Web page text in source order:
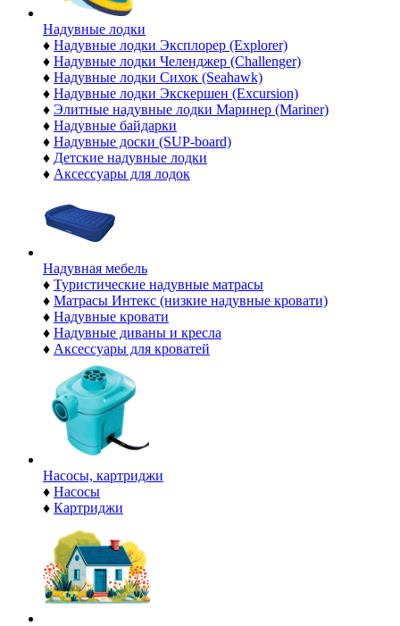
Надувные лодки
♦ Надувные лодки Эксплорер (Explorer)
♦ Надувные лодки Челенджер (Challenger)
♦ Надувные лодки Сихок (Seahawk)
♦ Надувные лодки Экскершен (Excursion)
♦ Элитные надувные лодки Маринер (Mariner)
♦ Надувные байдарки
♦ Надувные доски (SUP-board)
♦ Детские надувные лодки
♦ Аксессуары для лодок
Надувная мебель
♦ Туристические надувные матрасы
♦ Матрасы Интекс (низкие надувные кровати)
♦ Надувные кровати
♦ Надувные диваны и кресла
♦ Аксессуары для кроватей
Насосы, картриджи
♦ Насосы
♦ Картриджи